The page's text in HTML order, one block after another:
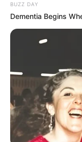
La fille
Rachel,
voie après
ouvert un “petit
effectue des
pour
BUZZ DAY
Dementia Begins